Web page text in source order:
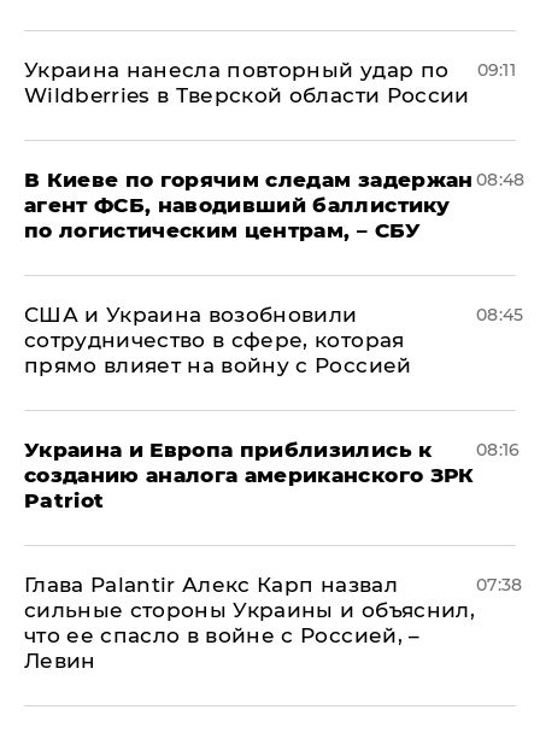
Украина нанесла повторный удар по
Wildberries в Тверской области России
09:11
В Киеве по горячим следам задержан
агент ФСБ, наводивший баллистику
по логистическим центрам, – СБУ
08:48
США и Украина возобновили
сотрудничество в сфере, которая
прямо влияет на войну с Россией
08:45
Украина и Европа приблизились к
созданию аналога американского ЗРК
Patriot
08:16
Глава Palantir Алекс Карп назвал
сильные стороны Украины и объяснил,
что ее спасло в войне с Россией, –
Левин
07:38